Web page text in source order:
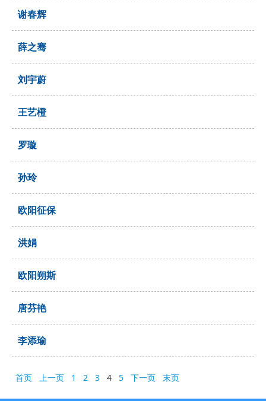
谢春辉
薛之骞
刘宇蔚
王艺橙
罗璇
孙玲
欧阳征保
洪娟
欧阳朔斯
唐芬艳
李添瑜
首页 上一页 1 2 3 4 5 下一页 末页